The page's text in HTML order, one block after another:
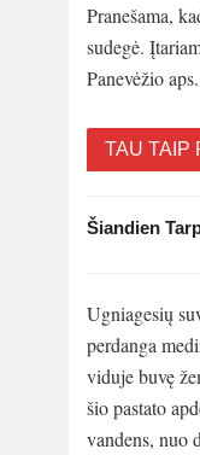
Pranešama,
sudegė.
Panevėžio
TAU TAIP
Šiandien
Ugniagesių
perdanga
viduje buvę
šio pastato
vandens, nuo